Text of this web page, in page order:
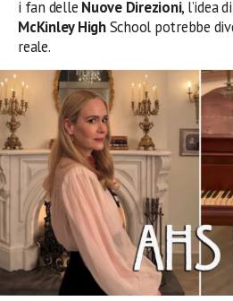
i fan delle Nuove Direzioni, l’idea
McKinley HighSchool potrebbe
reale.